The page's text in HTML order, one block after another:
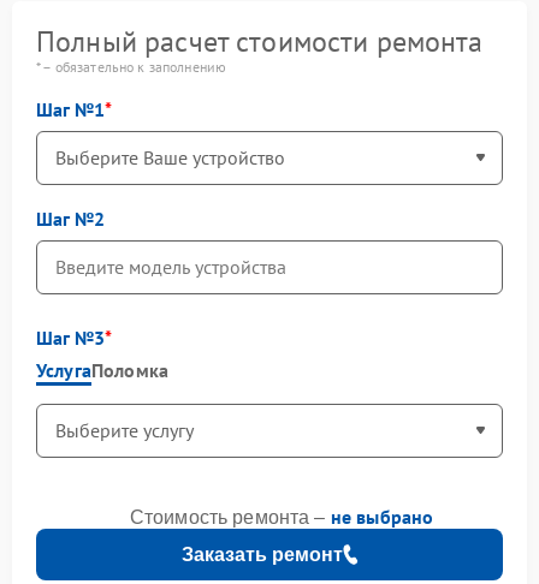
Полный расчет стоимости ремонта
* – обязательно к заполнению
Шаг №1
Шаг №2
Шаг №3
УслугаПоломка
Заказать ремонт
Стоимость ремонта – не выбрано